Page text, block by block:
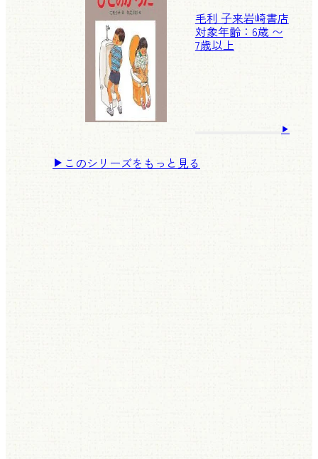
毛利 子来岩崎書店
対象年齢：6歳 〜
7歳以上
このシリーズをもっと見る